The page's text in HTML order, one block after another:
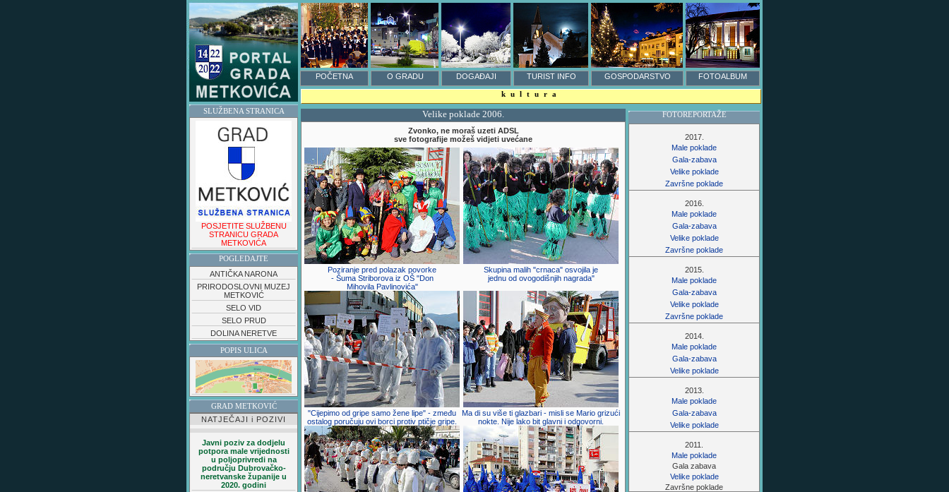
POČETNA O GRADU DOGAĐAJI TURIST INFO GOSPODARSTVO FOTOALBUM
SLUŽBENA STRANICA
POSJETITE SLUŽBENU
STRANICU GRADA
METKOVIĆA
POGLEDAJTE
ANTIČKA NARONA
PRIRODOSLOVNI MUZEJ
METKOVIĆ
SELO VID
SELO PRUD
DOLINA NERETVE
POPIS ULICA
GRAD METKOVIĆ
NATJEČAJI i POZIVI
Javni poziv za dodjelu
potpora male vrijednosti
u poljoprivredi na
području Dubrovačko-
neretvanske županije u
2020. godini
kultura
Velike poklade 2006.
Zvonko, ne moraš uzeti ADSL
sve fotografije možeš vidjeti uvećane
Poziranje pred polazak povorke
- Šuma Striborova iz OŠ "Don
Mihovila Pavlinovića"
Skupina malih "crnaca" osvojila je
jednu od ovogodišnjih nagrada"
"Cijepimo od gripe samo žene lipe" - zmeđu
ostalog poručuju ovi borci protiv ptičje gripe.
Ma di su više ti glazbari - misli se Mario grizući
nokte. Nije lako bit glavni i odgovorni.
FOTOREPORTAŽE
2017.
Male poklade
Gala-zabava
Velike poklade
Završne poklade
2016.
Male poklade
Gala-zabava
Velike poklade
Završne poklade
2015.
Male poklade
Gala-zabava
Velike poklade
Završne poklade
2014.
Male poklade
Gala-zabava
Velike poklade
2013.
Male poklade
Gala-zabava
Velike poklade
2011.
Male poklade
Gala zabava
Velike poklade
Završne poklade